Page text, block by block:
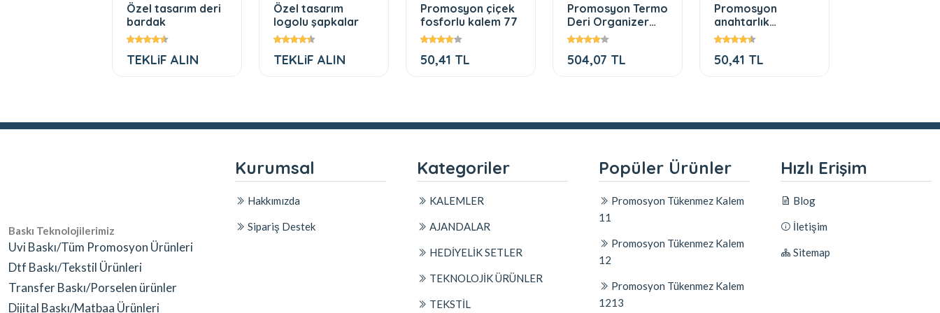
Özel tasarım deri
bardak
TEKLiF ALIN
Özel tasarım
logolu şapkalar
TEKLiF ALIN
Promosyon çiçek
fosforlu kalem 77
50,41 TL
Promosyon Termo
Deri Organizer
Ajanda a
504,07 TL
Promosyon
anahtarlık
modelleri 115
50,41 TL
Baskı Teknolojilerimiz
Uvi Baskı/Tüm Promosyon Ürünleri
Dtf Baskı/Tekstil Ürünleri
Transfer Baskı/Porselen ürünler
Dijital Baskı/Matbaa Ürünleri
Kurumsal
Hakkımızda
Sipariş Destek
Kategoriler
KALEMLER
AJANDALAR
HEDİYELİK SETLER
TEKNOLOJİK ÜRÜNLER
TEKSTİL
Popüler Ürünler
Promosyon Tükenmez Kalem
11
Promosyon Tükenmez Kalem
12
Promosyon Tükenmez Kalem
1213
Hızlı Erişim
Blog
İletişim
Sitemap